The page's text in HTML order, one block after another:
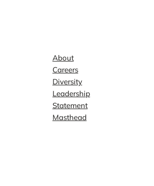
About
Careers
Diversity
Leadership
Statement
Masthead